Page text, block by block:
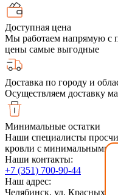
Доступная цена
Мы работаем напрямую с
цены самые выгодные
Доставка по городу и
Осуществляем доставку
Минимальные остатки
Наши специалисты
кровли с минимальными
Наши контакты:
+7 (351) 700-90-44
Наш адрес:
Челябинск, ул. Красных